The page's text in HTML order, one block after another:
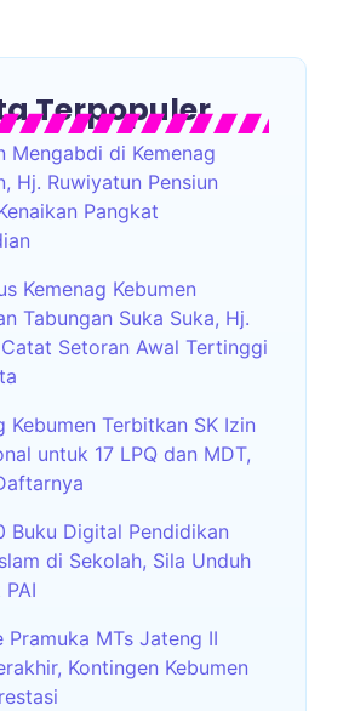
Terpopuler
Mengabdi di Kemenag
Hj. Ruwiyatun Pensiun
Pangkat
Kemenag Kebumen
Tabungan Suka Suka, Hj.
Setoran Awal Tertinggi
Kebumen Terbitkan SK Izin
untuk 17 LPQ dan MDT,
Buku Digital Pendidikan
di Sekolah, Sila Unduh
Pramuka MTs Jateng II
Kontingen Kebumen